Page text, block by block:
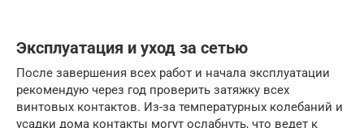
Эксплуатация и уход за сетью
После завершения всех работ и начала эксплуатации
рекомендую через год проверить затяжку всех
винтовых контактов. Из-за температурных колебаний и
усадки дома контакты могут ослабнуть, что ведет к